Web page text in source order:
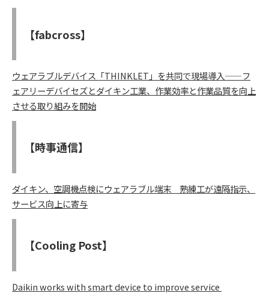
【fabcross】
ウェアラブルデバイス「THINKLET」を共同で現場導入——フ
ェアリーデバイセズとダイキン工業、作業効率と作業品質を向上
させる取り組みを開始
【時事通信】
ダイキン、空調機点検にウェアラブル端末 熟練工が遠隔指示、
サービス向上に寄与
【Cooling Post】
Daikin works with smart device to improve service